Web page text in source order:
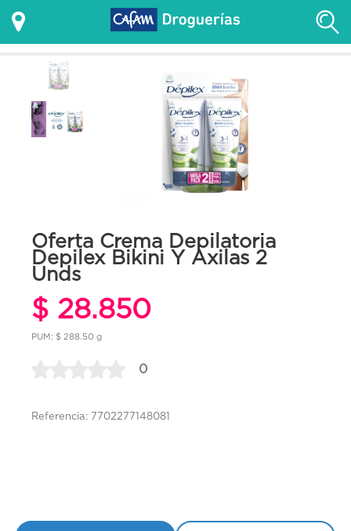
Oferta Crema Depilatoria
Depilex Bikini Y Axilas 2
Unds
$ 28.850
PUM: $ 288.50 g
0
Referencia: 7702277148081